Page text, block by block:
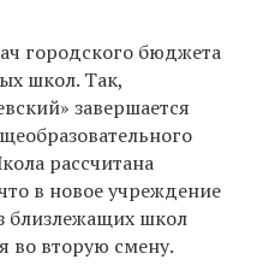
городского бюджета
школ. Так,
завершается
рассчитана
в новое учреждение
близлежащих школ
во вторую смену.